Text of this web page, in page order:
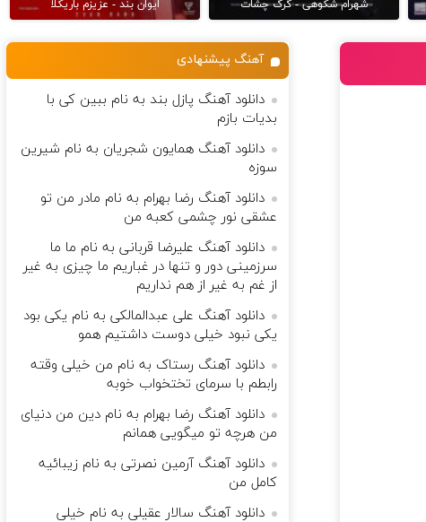
شهرام شکوهی - گرگ چشات ایوان بند - عزیزم باریکلا
آهنگ پیشنهادی
دانلود آهنگ پازل بند به نام ببین کی با
بدیات بازم
دانلود آهنگ همایون شجریان به نام شیرین
سوزه
دانلود آهنگ رضا بهرام به نام مادر من تو
عشقی نور چشمی کعبه من
دانلود آهنگ علیرضا قربانی به نام ما ما
سرزمینی دور و تنها در غباریم ما چیزی به غیر
از غم به غیر از هم نداریم
دانلود آهنگ علی عبدالمالکی به نام یکی بود
یکی نبود خیلی دوست داشتیم همو
دانلود آهنگ رستاک به نام من خیلی وقته
رابطم با سرمای تختخواب خوبه
دانلود آهنگ رضا بهرام به نام دین من دنیای
من هرچه تو میگویی همانم
دانلود آهنگ آرمین نصرتی به نام زیبائیه
کامل من
دانلود آهنگ سالار عقیلی به نام خیلی